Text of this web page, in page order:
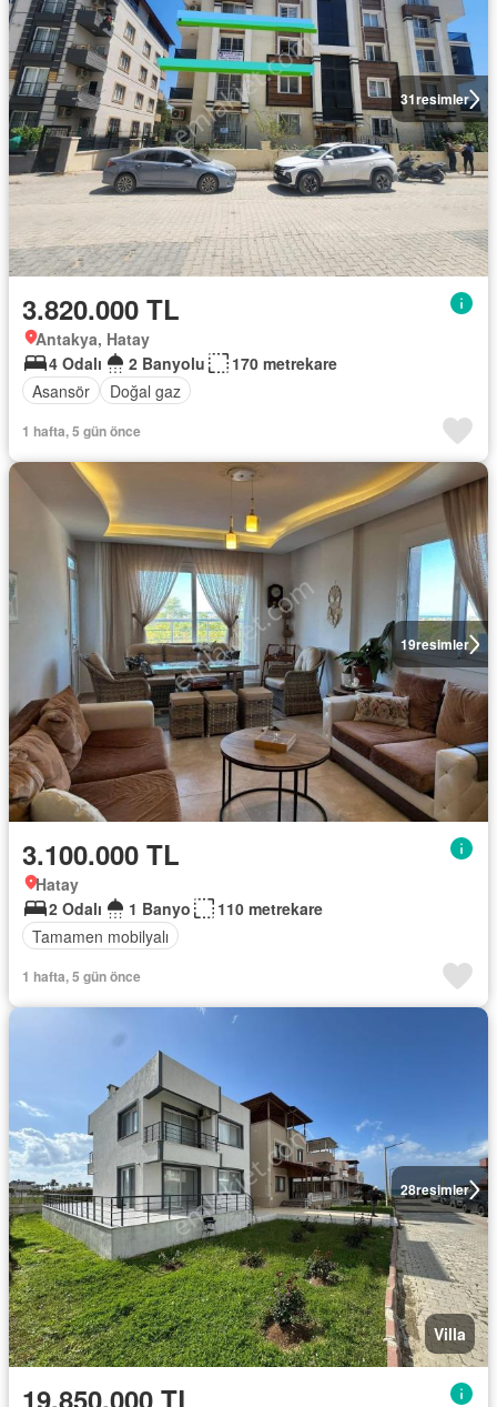
31resimler
3.820.000 TL
Antakya, Hatay
4 Odalı
2 Banyolu
170 metrekare
Asansör
Doğal gaz
1 hafta, 5 gün önce
19resimler
3.100.000 TL
Hatay
2 Odalı
1 Banyo
110 metrekare
Tamamen mobilyalı
1 hafta, 5 gün önce
28resimler
Villa
19.850.000 TL